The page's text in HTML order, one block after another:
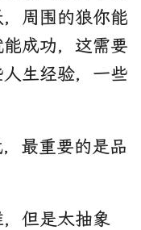
周围的狼你能
成功，这需要
生经验，一些
最重要的是品
但是太抽象